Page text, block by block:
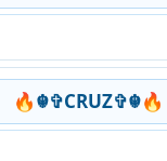
🔥☬✞CRUZ✞☬🔥